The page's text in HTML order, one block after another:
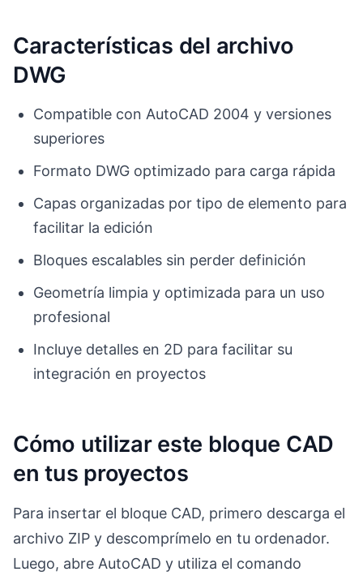
Características del archivo
DWG
Compatible con AutoCAD 2004 y versiones
superiores
Formato DWG optimizado para carga rápida
Capas organizadas por tipo de elemento para
facilitar la edición
Bloques escalables sin perder definición
Geometría limpia y optimizada para un uso
profesional
Incluye detalles en 2D para facilitar su
integración en proyectos
Cómo utilizar este bloque CAD
en tus proyectos
Para insertar el bloque CAD, primero descarga el
archivo ZIP y descomprímelo en tu ordenador.
Luego, abre AutoCAD y utiliza el comando